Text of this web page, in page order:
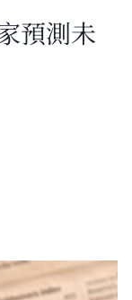
預測未